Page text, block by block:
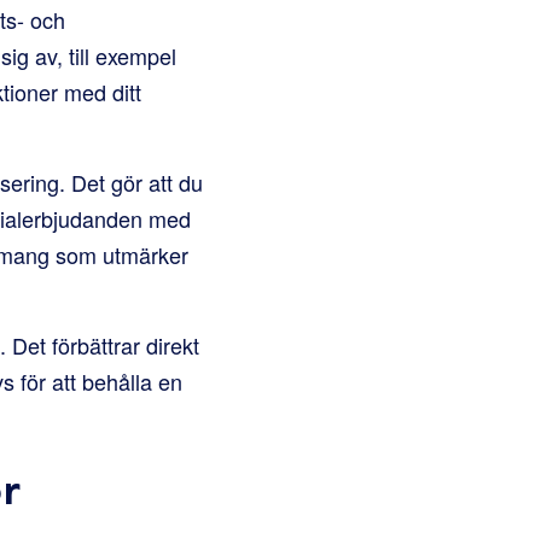
och
av, till exempel
med ditt
Det gör att du
med
som utmärker
Det förbättrar direkt
för att behålla en